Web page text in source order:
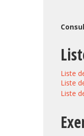
Liste
Liste
Liste